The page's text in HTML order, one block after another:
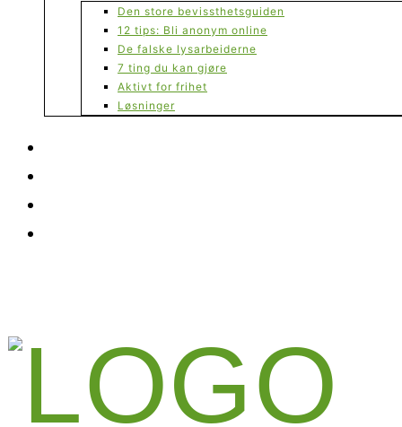
Den store bevissthetsguiden
12 tips: Bli anonym online
De falske lysarbeiderne
7 ting du kan gjøre
Aktivt for frihet
Løsninger